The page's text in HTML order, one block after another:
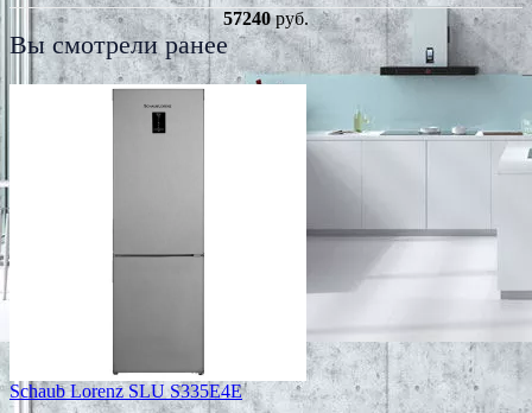
57240руб.
Вы смотрели ранее
Schaub Lorenz SLU S335E4E